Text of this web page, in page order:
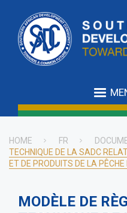
main
content
Breadcrumb
HOME FR
TECHNIQUE DE LA SADC
ET DE PRODUITS DE LA
MODÈLE DE